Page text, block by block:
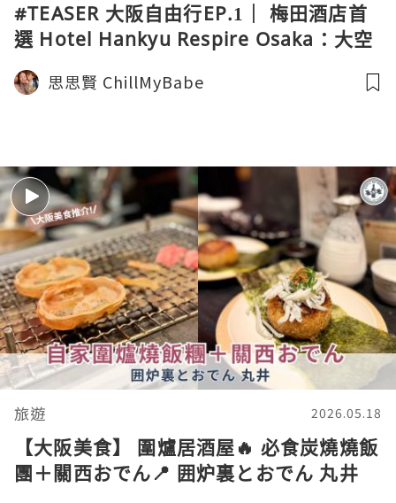
#TEASER 大阪自由行EP.1｜ 梅田酒店首
選 Hotel Hankyu Respire Osaka：大空
間+天橋直達！隱世美食🤤🤤
思思賢 ChillMyBabe
旅遊 2026.05.18
【大阪美食】 圍爐居酒屋🔥 必食炭燒燒飯
團＋關西おでん📍 囲炉裏とおでん 丸井